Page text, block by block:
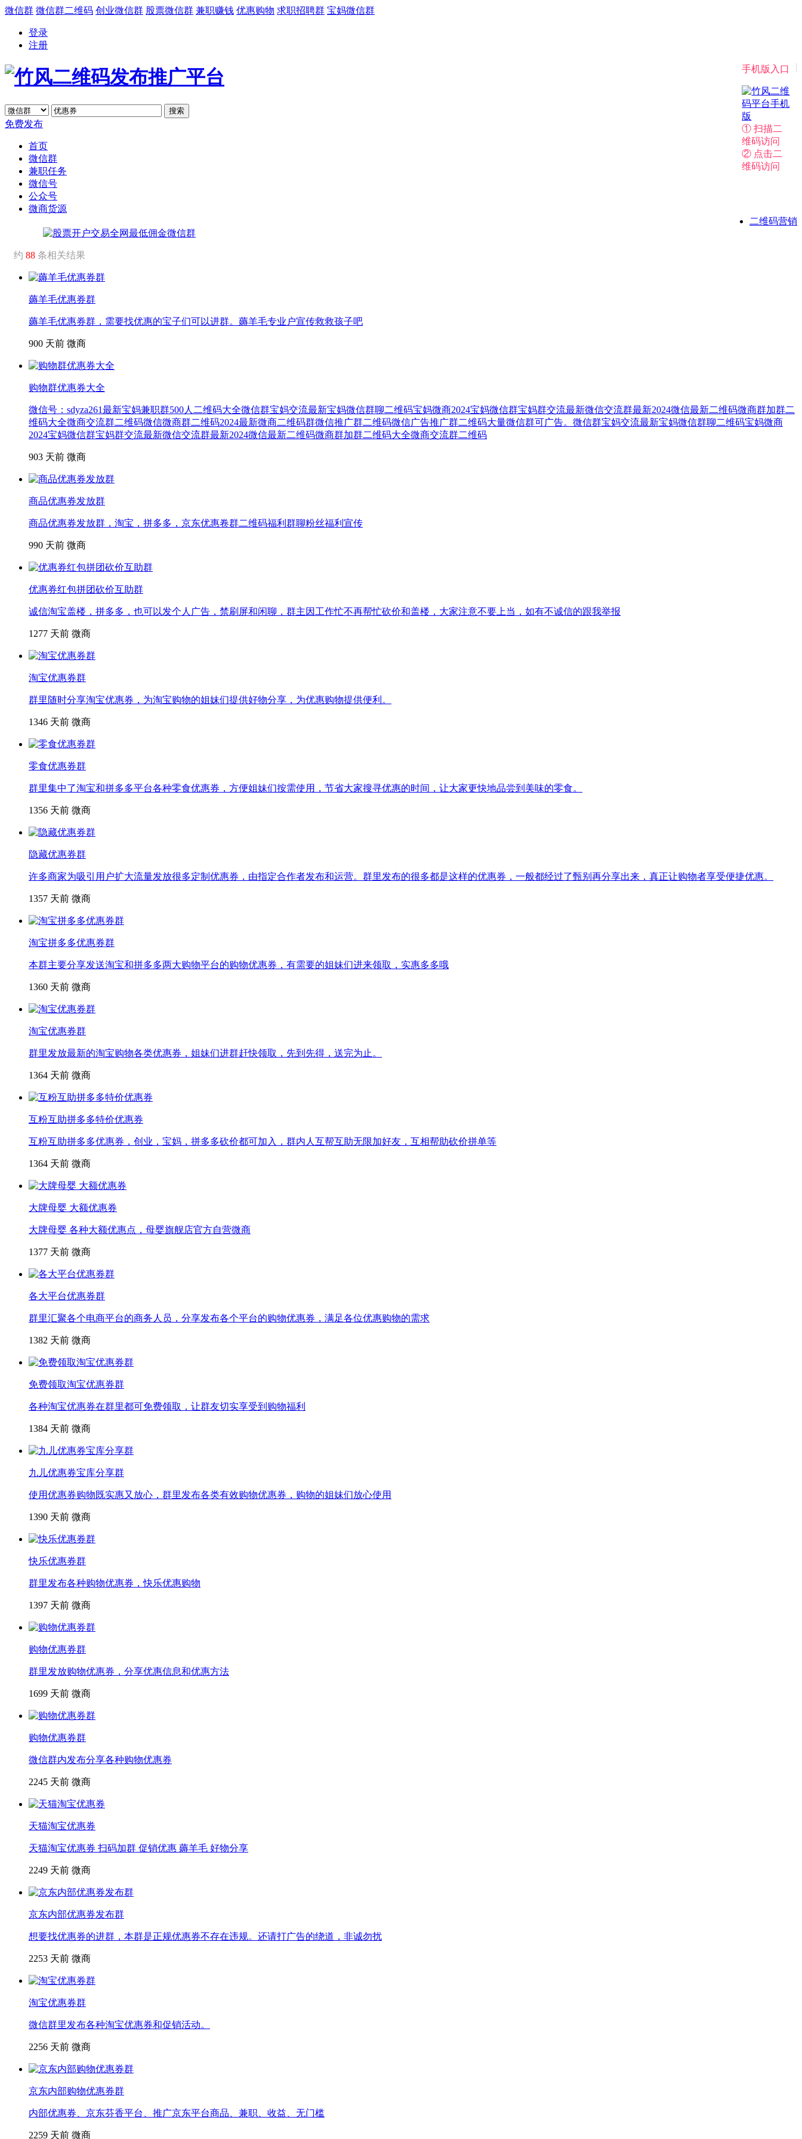
微信群 微信群二维码 创业微信群 股票微信群 兼职赚钱 优惠购物 求职招聘群 宝妈微信群
登录
注册
|
手机版入口
① 扫描二
维码访问
② 点击二
维码访问
免费发布
首页
微信群
兼职任务
微信号
公众号
微商货源
二维码营销
约 88 条相关结果
薅羊毛优惠券群
薅羊毛优惠券群，需要找优惠的宝子们可以进群。薅羊毛专业户宣传救救孩子吧
900 天前 微商
购物群优惠券大全
微信号：sdyza261最新宝妈兼职群500人二维码大全微信群宝妈交流最新宝妈微信群聊二维码宝妈微商2024宝妈微信群宝妈群交流最新微信交流群最新2024微信最新二维码微商群加群二
维码大全微商交流群二维码微信微商群二维码2024最新微商二维码群微信推广群二维码微信广告推广群二维码大量微信群可广告。微信群宝妈交流最新宝妈微信群聊二维码宝妈微商
2024宝妈微信群宝妈群交流最新微信交流群最新2024微信最新二维码微商群加群二维码大全微商交流群二维码
903 天前 微商
商品优惠券发放群
商品优惠券发放群，淘宝，拼多多，京东优惠卷群二维码福利群聊粉丝福利宣传
990 天前 微商
优惠券红包拼团砍价互助群
诚信淘宝盖楼，拼多多，也可以发个人广告，禁刷屏和闲聊，群主因工作忙不再帮忙砍价和盖楼，大家注意不要上当，如有不诚信的跟我举报
1277 天前 微商
淘宝优惠券群
群里随时分享淘宝优惠券，为淘宝购物的姐妹们提供好物分享，为优惠购物提供便利。
1346 天前 微商
零食优惠券群
群里集中了淘宝和拼多多平台各种零食优惠券，方便姐妹们按需使用，节省大家搜寻优惠的时间，让大家更快地品尝到美味的零食。
1356 天前 微商
隐藏优惠券群
许多商家为吸引用户扩大流量发放很多定制优惠券，由指定合作者发布和运营。群里发布的很多都是这样的优惠券，一般都经过了甄别再分享出来，真正让购物者享受便捷优惠。
1357 天前 微商
淘宝拼多多优惠券群
本群主要分享发送淘宝和拼多多两大购物平台的购物优惠券，有需要的姐妹们进来领取，实惠多多哦
1360 天前 微商
淘宝优惠券群
群里发放最新的淘宝购物各类优惠券，姐妹们进群赶快领取，先到先得，送完为止。
1364 天前 微商
互粉互助拼多多特价优惠券
互粉互助拼多多优惠券，创业，宝妈，拼多多砍价都可加入，群内人互帮互助无限加好友，互相帮助砍价拼单等
1364 天前 微商
大牌母婴 大额优惠券
大牌母婴 各种大额优惠点，母婴旗舰店官方自营微商
1377 天前 微商
各大平台优惠券群
群里汇聚各个电商平台的商务人员，分享发布各个平台的购物优惠券，满足各位优惠购物的需求
1382 天前 微商
免费领取淘宝优惠券群
各种淘宝优惠券在群里都可免费领取，让群友切实享受到购物福利
1384 天前 微商
九儿优惠券宝库分享群
使用优惠券购物既实惠又放心，群里发布各类有效购物优惠券，购物的姐妹们放心使用
1390 天前 微商
快乐优惠券群
群里发布各种购物优惠券，快乐优惠购物
1397 天前 微商
购物优惠券群
群里发放购物优惠券，分享优惠信息和优惠方法
1699 天前 微商
购物优惠券群
微信群内发布分享各种购物优惠券
2245 天前 微商
天猫淘宝优惠券
天猫淘宝优惠券 扫码加群 促销优惠 薅羊毛 好物分享
2249 天前 微商
京东内部优惠券发布群
想要找优惠券的进群，本群是正规优惠券不存在违规。还请打广告的绕道，非诚勿扰
2253 天前 微商
淘宝优惠券群
微信群里发布各种淘宝优惠券和促销活动。
2256 天前 微商
京东内部购物优惠券群
内部优惠券、京东芬香平台、推广京东平台商品、兼职、收益、无门槛
2259 天前 微商